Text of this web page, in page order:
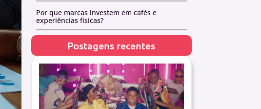
Por que marcas investem em cafés e
experiências físicas?
Postagens recentes